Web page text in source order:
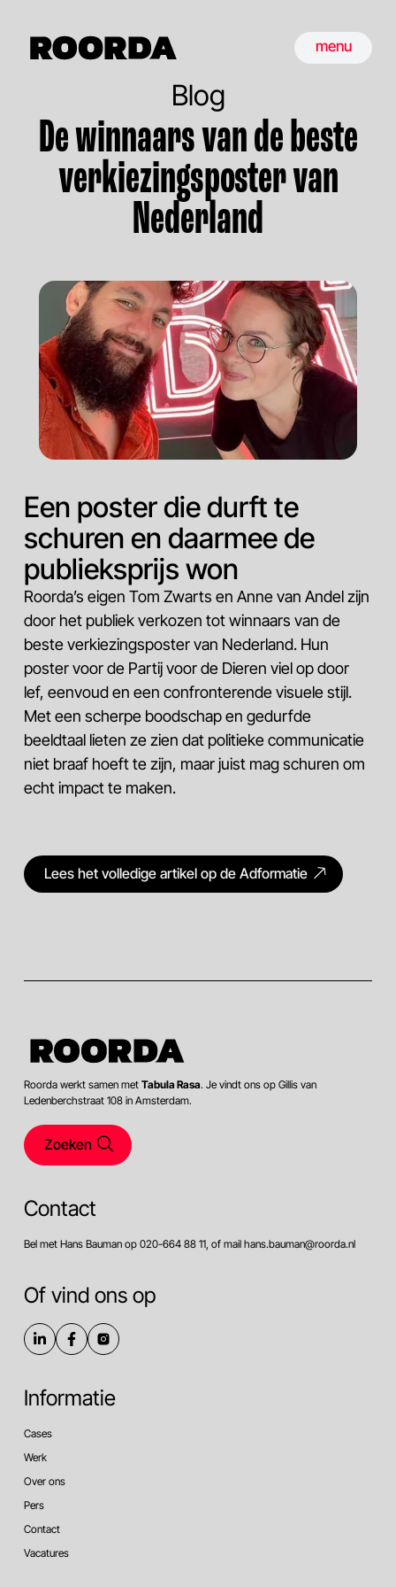
Blog
De winnaars van de beste
verkiezingsposter van
Nederland
Een poster die durft te
schuren en daarmee de
publieksprijs won
Roorda’s eigen Tom Zwarts en Anne van Andel zijn
door het publiek verkozen tot winnaars van de
beste verkiezingsposter van Nederland. Hun
poster voor de Partij voor de Dieren viel op door
lef, eenvoud en een confronterende visuele stijl.
Met een scherpe boodschap en gedurfde
beeldtaal lieten ze zien dat politieke communicatie
niet braaf hoeft te zijn, maar juist mag schuren om
echt impact te maken.
Lees het volledige artikel op de Adformatie
menu
Roorda werkt samen met Tabula Rasa. Je vindt ons op Gillis van
Ledenberchstraat 108 in Amsterdam.
Zoeken
Contact
Bel met Hans Bauman op 020-664 88 11, of mail hans.bauman@roorda.nl
Of vind ons op
Informatie
Cases
Werk
Over ons
Pers
Contact
Vacatures